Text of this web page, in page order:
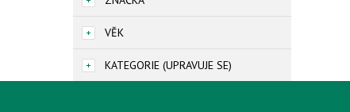
VĚK
KATEGORIE (UPRAVUJE SE)